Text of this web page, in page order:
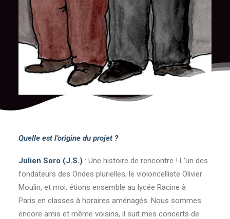
Quelle est l’origine du projet ?
Julien Soro (J.S.) : Une histoire de rencontre ! L’un des
fondateurs des Ondes plurielles, le violoncelliste Olivier
Moulin, et moi, étions ensemble au lycée Racine à
Paris en classes à horaires aménagés. Nous sommes
encore amis et même voisins, il suit mes concerts de